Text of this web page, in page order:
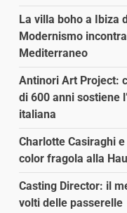
La villa boho a Ibiza
Modernismo
Mediterraneo
Antinori Art Project:
di 600 anni sostiene
italiana
Charlotte Casiraghi
color fragola alla
Casting Director: il
volti delle passerelle